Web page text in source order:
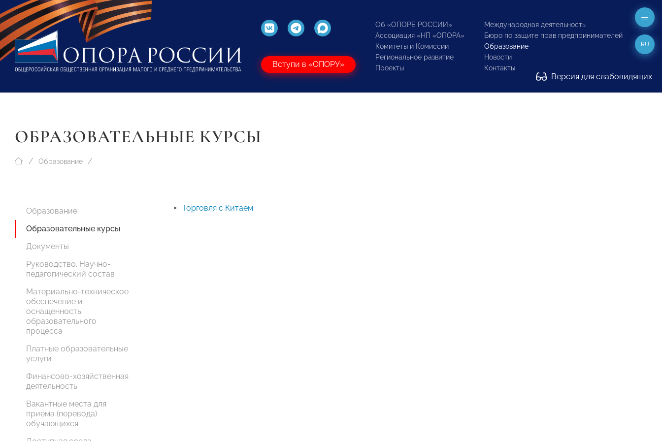
Вступи в «ОПОРУ»
Об «ОПОРЕ РОССИИ»
Ассоциация «НП «ОПОРА»
Комитеты и Комиссии
Региональное развитие
Проекты
Международная деятельность
Бюро по защите прав предпринимателей
Образование
Новости
Контакты
Версия для слабовидящих
RU
ОБРАЗОВАТЕЛЬНЫЕ КУРСЫ
Образование
Образование
Образовательные курсы
Документы
Руководство. Научно-
педагогический состав
Материально-техническое
обеспечение и
оснащенность
образовательного
процесса
Платные образовательные
услуги
Финансово-хозяйственная
деятельность
Вакантные места для
приема (перевода)
обучающихся
Торговля с Китаем